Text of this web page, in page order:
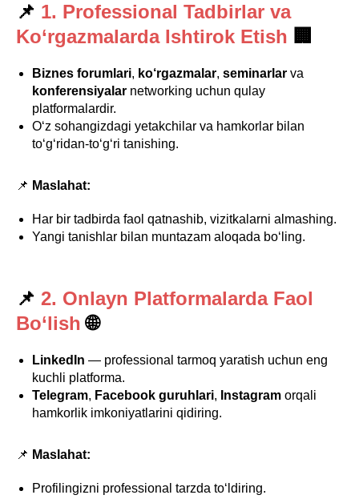
📌 1. Professional Tadbirlar va
Ko‘rgazmalarda Ishtirok Etish 🏢
Biznes forumlari, ko‘rgazmalar, seminarlar va
konferensiyalar networking uchun qulay
platformalardir.
O‘z sohangizdagi yetakchilar va hamkorlar bilan
to‘g‘ridan-to‘g‘ri tanishing.
📌 Maslahat:
Har bir tadbirda faol qatnashib, vizitkalarni almashing.
Yangi tanishlar bilan muntazam aloqada bo‘ling.
📌 2. Onlayn Platformalarda Faol
Bo‘lish 🌐
LinkedIn — professional tarmoq yaratish uchun eng
kuchli platforma.
Telegram, Facebook guruhlari, Instagram orqali
hamkorlik imkoniyatlarini qidiring.
📌 Maslahat:
Profilingizni professional tarzda to‘ldiring.